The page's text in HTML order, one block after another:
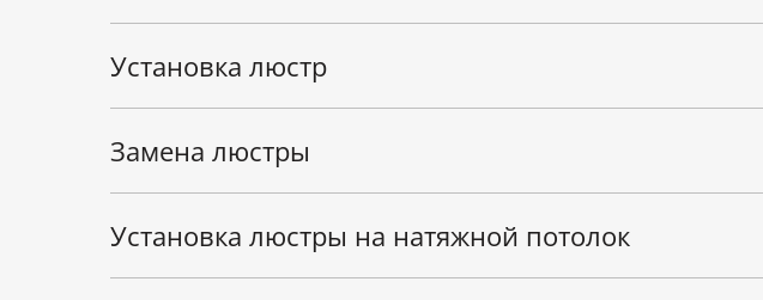
Установка люстр
Замена люстры
Установка люстры на натяжной потолок